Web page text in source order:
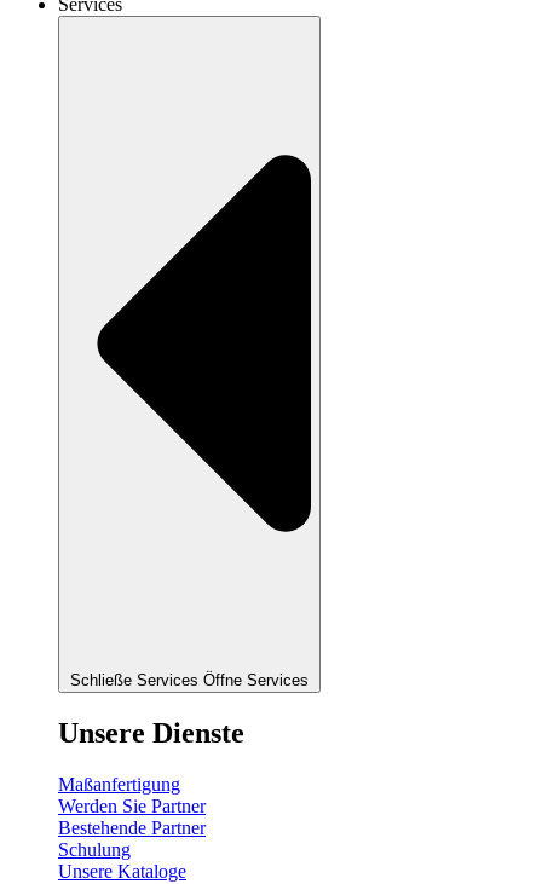
Services
Schließe Services Öffne Services
Unsere Dienste
Maßanfertigung
Werden Sie Partner
Bestehende Partner
Schulung
Unsere Kataloge